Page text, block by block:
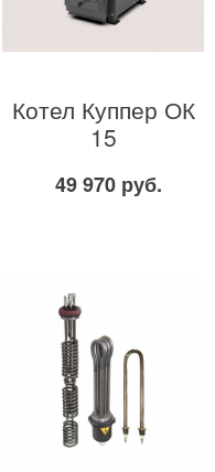
Котел Куппер ОК
15
49 970 руб.